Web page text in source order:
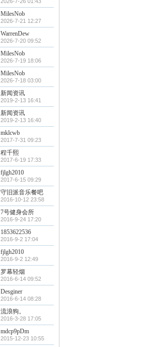
MilesNob
2026-7-21 12:27
WarrenDew
2026-7-20 09:52
MilesNob
2026-7-19 18:06
MilesNob
2026-7-18 03:00
新闻资讯
2019-2-13 16:41
新闻资讯
2019-2-13 16:40
mklcwb
2017-7-31 09:23
程千熙
2017-6-19 17:33
fjlgh2010
2017-6-15 09:29
守旧派音乐餐吧
2016-10-12 23:58
7号健身会所
2016-9-24 17:20
1853622536
2016-9-2 17:04
fjlgh2010
2016-9-2 12:49
罗幕轻烟
2016-6-14 09:52
Desginer
2016-6-14 08:28
流浪狗。
2016-3-28 17:05
mdcp9pDm
2015-12-23 10:55